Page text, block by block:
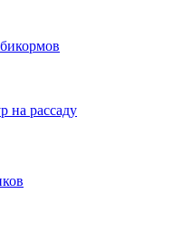
на рассаду